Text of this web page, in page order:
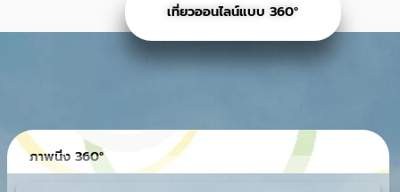
เที่ยวออนไลน์แบบ 360°
ภาพนิ่ง 360°